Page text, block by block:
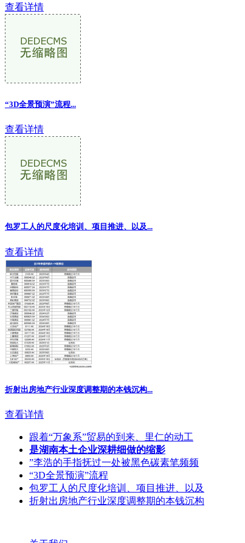
查看详情
“3D全景预演”流程...
查看详情
包罗工人的尺度化培训、项目推进、以及...
查看详情
折射出房地产行业深度调整期的本钱沉构...
查看详情
跟着“万象系”贸易的到来、里仁的动工
是湖南本土企业深耕细做的缩影
”李浩的手指抚过一处被黑色碳素笔频频
“3D全景预演”流程
包罗工人的尺度化培训、项目推进、以及
折射出房地产行业深度调整期的本钱沉构